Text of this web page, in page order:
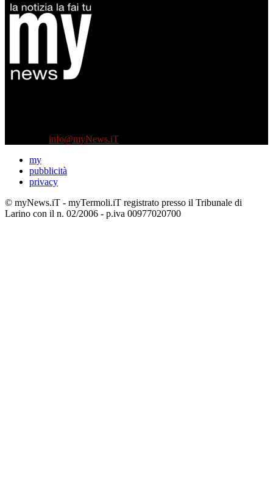
info@myNews.iT
my
pubblicità
privacy
© myNews.iT - myTermoli.iT registrato presso il Tribunale di
Larino con il n. 02/2006 - p.iva 00977020700